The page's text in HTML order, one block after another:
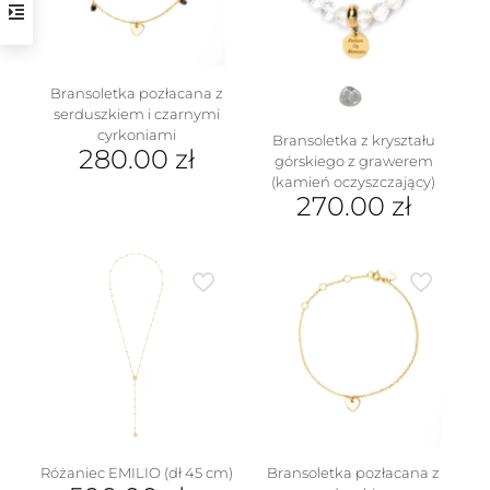
Bransoletka pozłacana z
serduszkiem i czarnymi
cyrkoniami
280.00 zł
Bransoletka z kryształu
górskiego z grawerem
(kamień oczyszczający)
270.00 zł
Różaniec EMILIO (dł 45 cm)
Bransoletka pozłacana z